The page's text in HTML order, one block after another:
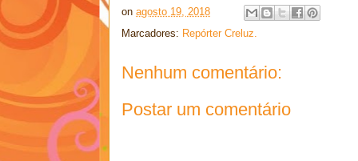
on agosto 19, 2018
Marcadores: Repórter Creluz.
Nenhum comentário:
Postar um comentário